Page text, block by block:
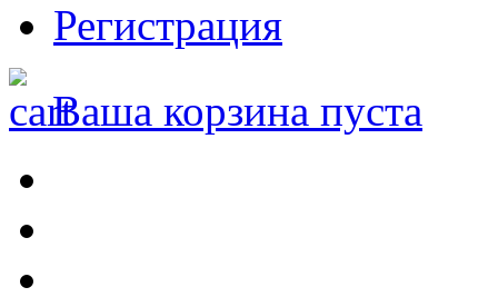
Регистрация
Ваша корзина пуста